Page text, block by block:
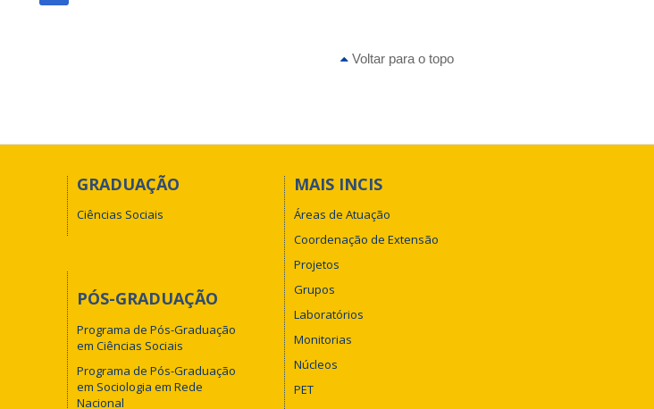
Voltar para o topo
GRADUAÇÃO
Ciências Sociais
PÓS-GRADUAÇÃO
Programa de Pós-Graduação
em Ciências Sociais
Programa de Pós-Graduação
em Sociologia em Rede
Nacional
MAIS INCIS
Áreas de Atuação
Coordenação de Extensão
Projetos
Grupos
Laboratórios
Monitorias
Núcleos
PET